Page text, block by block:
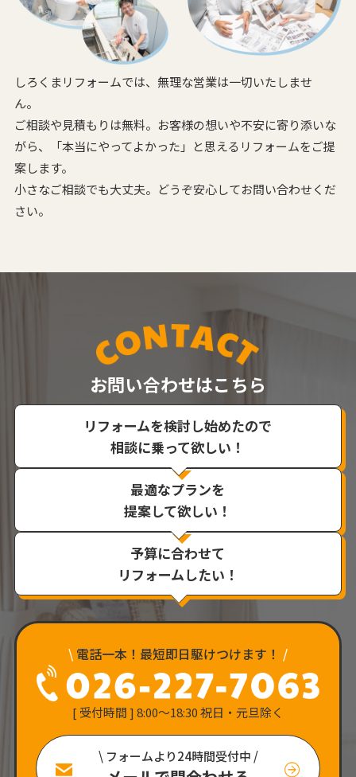
しろくまリフォームでは、無理な営業は一切いたしませ
ん。
ご相談や見積もりは無料。お客様の想いや不安に寄り添いな
がら、
「本当にやってよかった」と思えるリフォームをご提
案します。
小さなご相談でも大丈夫。どうぞ安心してお問い合わせくだ
さい。
お問い合わせはこちら
リフォームを検討し始めたので
相談に乗って欲しい！
最適なプランを
提案して欲しい！
予算に合わせて
リフォームしたい！
\ 電話一本！最短即日駆けつけます！ /
[ 受付時間 ] 8:00〜18:30 祝日・元旦除く
\ フォームより24時間受付中 /